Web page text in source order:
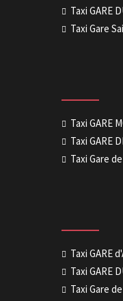
Taxi GARE
Taxi Gare
Taxi GARE
Taxi GARE
Taxi Gare
Taxi GARE
Taxi GARE
Taxi Gare